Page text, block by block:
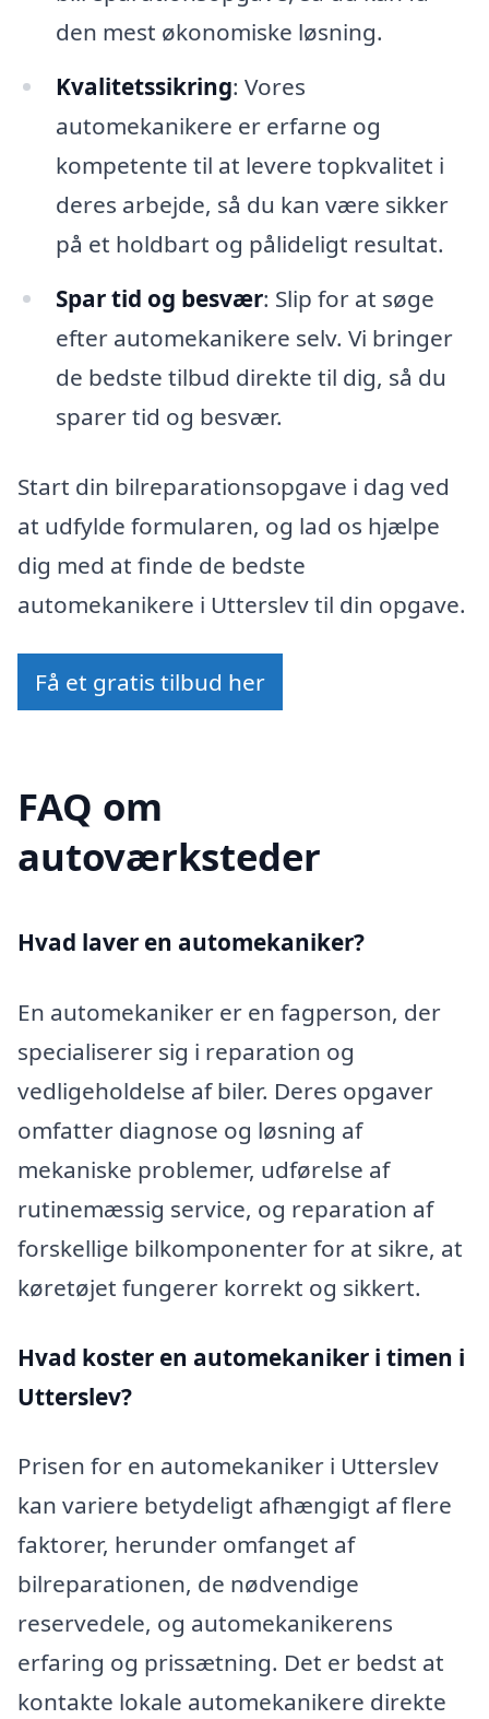
den mest økonomiske løsning.
Kvalitetssikring: Vores
automekanikere er erfarne og
kompetente til at levere topkvalitet i
deres arbejde, så du kan være sikker
på et holdbart og pålideligt resultat.
Spar tid og besvær: Slip for at søge
efter automekanikere selv. Vi bringer
de bedste tilbud direkte til dig, så du
sparer tid og besvær.
Start din bilreparationsopgave i dag ved
at udfylde formularen, og lad os hjælpe
dig med at finde de bedste
automekanikere i Utterslev til din opgave.
Få et gratis tilbud her
FAQ om
autoværksteder
Hvad laver en automekaniker?
En automekaniker er en fagperson, der
specialiserer sig i reparation og
vedligeholdelse af biler. Deres opgaver
omfatter diagnose og løsning af
mekaniske problemer, udførelse af
rutinemæssig service, og reparation af
forskellige bilkomponenter for at sikre, at
køretøjet fungerer korrekt og sikkert.
Hvad koster en automekaniker i timen i
Utterslev?
Prisen for en automekaniker i Utterslev
kan variere betydeligt afhængigt af flere
faktorer, herunder omfanget af
bilreparationen, de nødvendige
reservedele, og automekanikerens
erfaring og prissætning. Det er bedst at
kontakte lokale automekanikere direkte